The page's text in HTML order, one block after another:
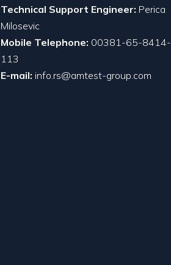
Technical Support Engineer: Perica
Milosevic
Mobile Telephone: 00381-65-8414-
113
E-mail: info.rs@amtest-group.com